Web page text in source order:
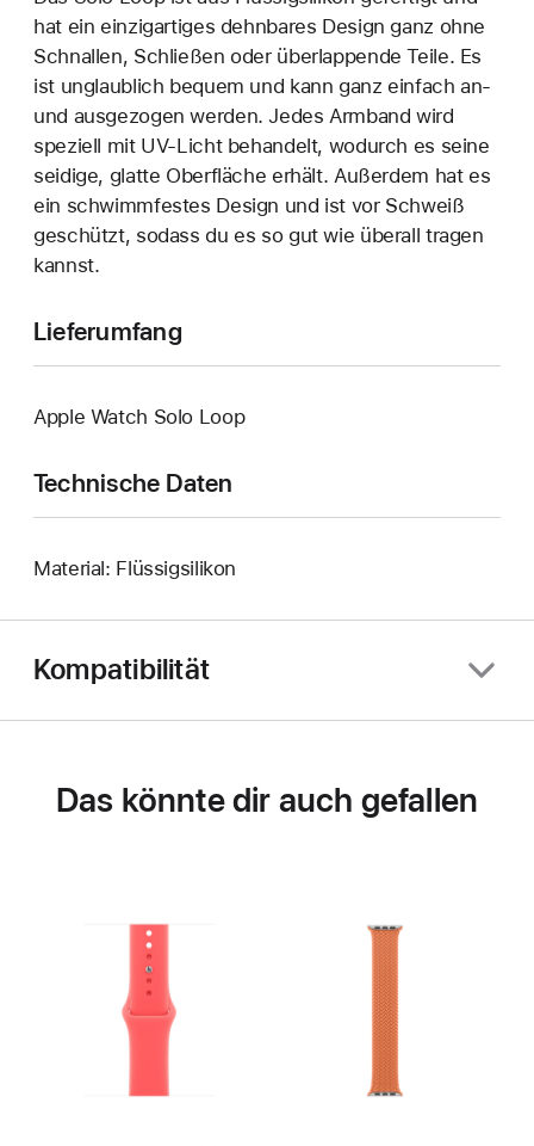
hat ein einzigartiges dehn­bares Design ganz ohne
Schnallen, Schließen oder überlappende Teile. Es
ist unglaublich bequem und kann ganz einfach an‑
und ausgezogen werden. Jedes Armband wird
speziell mit UV-Licht behandelt, wodurch es seine
seidige, glatte Oberfläche erhält. Außerdem hat es
ein schwimmfestes Design und ist vor Schweiß
geschützt, sodass du es so gut wie überall tragen
kannst.
Lieferumfang
Apple Watch Solo Loop
Technische Daten
Material: Flüssigsilikon
Kompatibilität
Das könnte dir auch gefallen